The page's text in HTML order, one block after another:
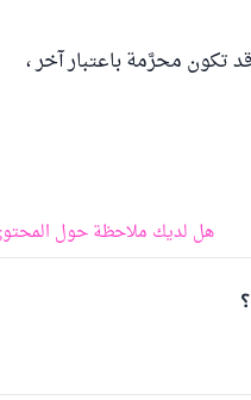
تكون محرَّمة باعتبار آخر ،
هل لديك ملاحظة حول